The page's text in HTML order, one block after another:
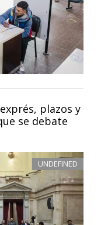
plazos y
se debate
UNDEFINED